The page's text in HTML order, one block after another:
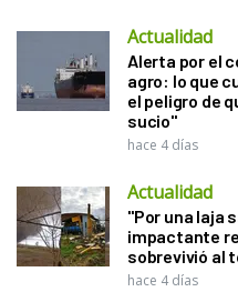
Actualidad
Alerta por el
agro: lo que
el peligro de
sucio"
hace 4 días
Actualidad
"Por una laja
impactante
sobrevivió al
hace 4 días